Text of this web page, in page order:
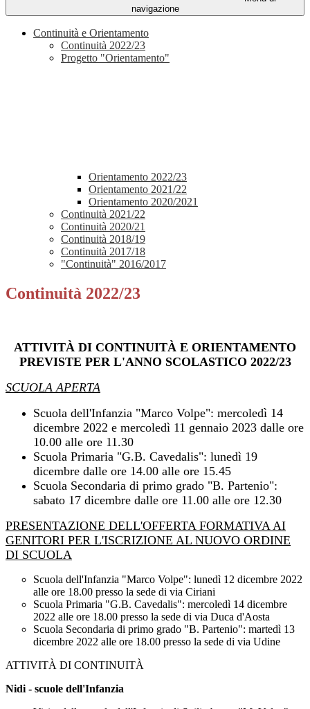
navigazione
Continuità e Orientamento
Continuità 2022/23
Progetto "Orientamento"
Orientamento 2022/23
Orientamento 2021/22
Orientamento 2020/2021
Continuità 2021/22
Continuità 2020/21
Continuità 2018/19
Continuità 2017/18
"Continuità" 2016/2017
Continuità 2022/23
ATTIVITÀ DI CONTINUITÀ E ORIENTAMENTO
PREVISTE PER L'ANNO SCOLASTICO 2022/23
SCUOLA APERTA
Scuola dell'Infanzia "Marco Volpe": mercoledì 14
dicembre 2022 e mercoledì 11 gennaio 2023 dalle ore
10.00 alle ore 11.30
Scuola Primaria "G.B. Cavedalis": lunedì 19
dicembre dalle ore 14.00 alle ore 15.45
Scuola Secondaria di primo grado "B. Partenio":
sabato 17 dicembre dalle ore 11.00 alle ore 12.30
PRESENTAZIONE DELL'OFFERTA FORMATIVA AI
GENITORI PER L'ISCRIZIONE AL NUOVO ORDINE
DI SCUOLA
Scuola dell'Infanzia "Marco Volpe": lunedì 12 dicembre 2022
alle ore 18.00 presso la sede di via Ciriani
Scuola Primaria "G.B. Cavedalis": mercoledì 14 dicembre
2022 alle ore 18.00 presso la sede di via Duca d'Aosta
Scuola Secondaria di primo grado "B. Partenio": martedì 13
dicembre 2022 alle ore 18.00 presso la sede di via Udine
ATTIVITÀ DI CONTINUITÀ
Nidi - scuole dell'Infanzia